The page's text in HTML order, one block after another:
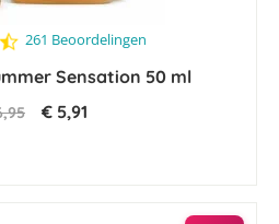
4.4
rating
261 Beoordelingen
Sensation 50 ml
€ 5,91